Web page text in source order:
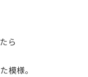
ら
模様。